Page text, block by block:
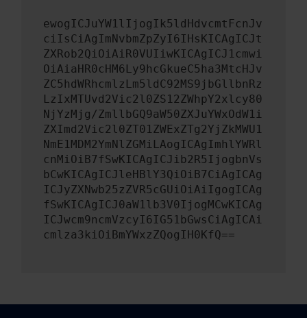
ewogICJuYW1lIjogIk5ldHdvcmtFcnJv
ciIsCiAgImNvbmZpZyI6IHsKICAgICJt
ZXRob2QiOiAiR0VUIiwKICAgICJ1cmwi
OiAiaHR0cHM6Ly9hcGkueC5ha3MtcHJv
ZC5hdWRhcmlzLm5ldC92MS9jbGllbnRz
LzIxMTUvd2Vic2l0ZS12ZWhpY2xlcy80
NjYzMjg/ZmllbGQ9aW50ZXJuYWxOdW1i
ZXImd2Vic2l0ZT01ZWExZTg2YjZkMWU1
NmE1MDM2YmNlZGMiLAogICAgImhlYWRl
cnMiOiB7fSwKICAgICJib2R5IjogbnVs
bCwKICAgICJleHBlY3QiOiB7CiAgICAg
ICJyZXNwb25zZVR5cGUiOiAiIgogICAg
fSwKICAgICJ0aW1lb3V0IjogMCwKICAg
ICJwcm9ncmVzcyI6IG51bGwsCiAgICAi
cmlza3kiOiBmYWxzZQogIH0KfQ==